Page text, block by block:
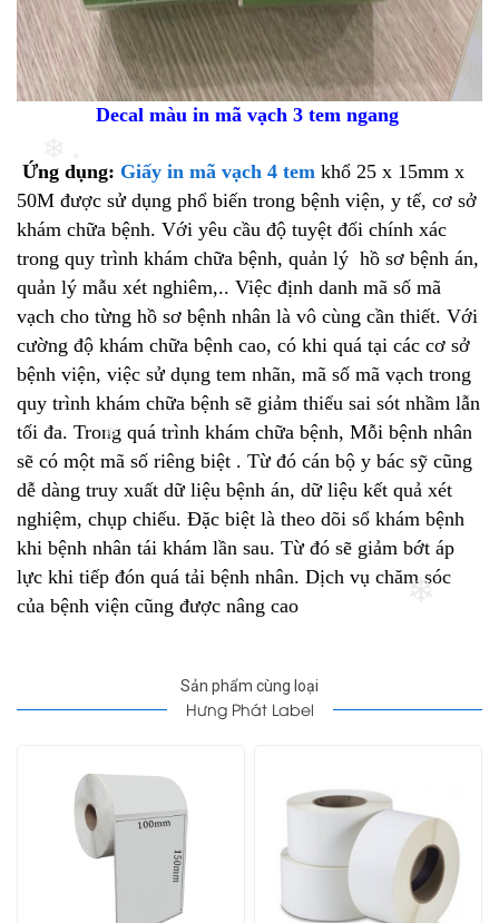
Decal màu in mã vạch 3 tem ngang
Ứng dụng: Giấy in mã vạch 4 tem khổ 25 x 15mm x
50M được sử dụng phổ biến trong bệnh viện, y tế, cơ sở
khám chữa bệnh. Với yêu cầu độ tuyệt đối chính xác
trong quy trình khám chữa bệnh, quản lý hồ sơ bệnh án,
quản lý mẫu xét nghiêm,.. Việc định danh mã số mã
vạch cho từng hồ sơ bệnh nhân là vô cùng cần thiết. Với
cường độ khám chữa bệnh cao, có khi quá tại các cơ sở
bệnh viện, việc sử dụng tem nhãn, mã số mã vạch trong
quy trình khám chữa bệnh sẽ giảm thiểu sai sót nhầm lẫn
tối đa. Trong quá trình khám chữa bệnh, Mỗi bệnh nhân
sẽ có một mã số riêng biệt . Từ đó cán bộ y bác sỹ cũng
dễ dàng truy xuất dữ liệu bệnh án, dữ liệu kết quả xét
nghiệm, chụp chiếu. Đặc biệt là theo dõi sổ khám bệnh
khi bệnh nhân tái khám lần sau. Từ đó sẽ giảm bớt áp
lực khi tiếp đón quá tải bệnh nhân. Dịch vụ chăm sóc
của bệnh viện cũng được nâng cao
Sản phẩm cùng loại
Hưng Phát Label
❄
❄
❄
❄